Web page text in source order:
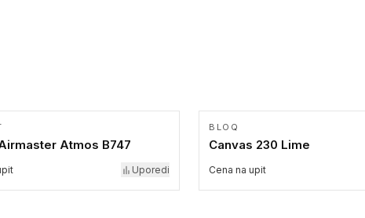
Atmos B747
Uporedi
BLOQ
Canvas 230 Lime
Cena na upit